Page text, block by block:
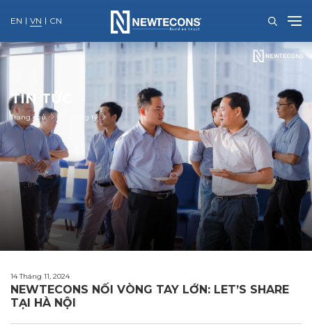
Skip
to
EN VN CN
TIN TỨC
Trang chủ Tin công ty
14 Tháng 11, 2024
NEWTECONS NỐI VÒNG TAY LỚN: LET’S SHARE
TẠI HÀ NỘI